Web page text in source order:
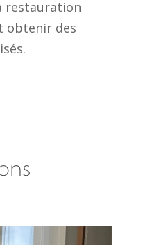
restauration
obtenir des